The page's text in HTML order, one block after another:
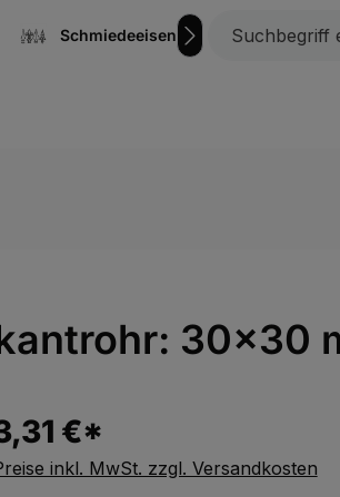
Schmiedeeisen
30x30
€*
inkl. MwSt. zzgl. Versandkosten